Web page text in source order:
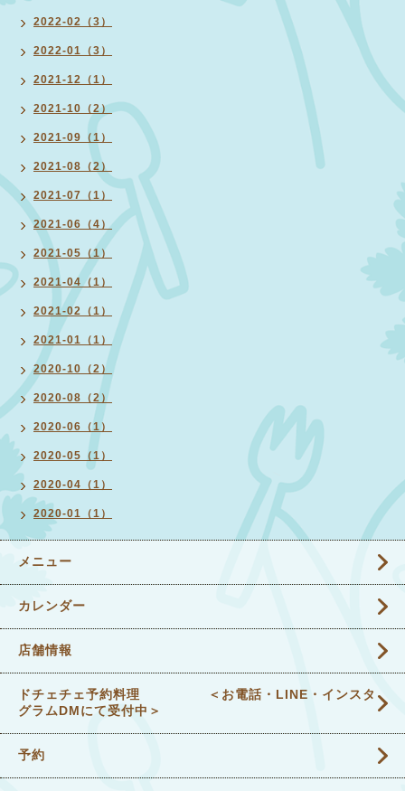
2022-02（3）
2022-01（3）
2021-12（1）
2021-10（2）
2021-09（1）
2021-08（2）
2021-07（1）
2021-06（4）
2021-05（1）
2021-04（1）
2021-02（1）
2021-01（1）
2020-10（2）
2020-08（2）
2020-06（1）
2020-05（1）
2020-04（1）
2020-01（1）
メニュー
カレンダー
店舗情報
ドチェチェ予約料理 ＜お電話・LINE・インスタ
グラムDMにて受付中＞
予約